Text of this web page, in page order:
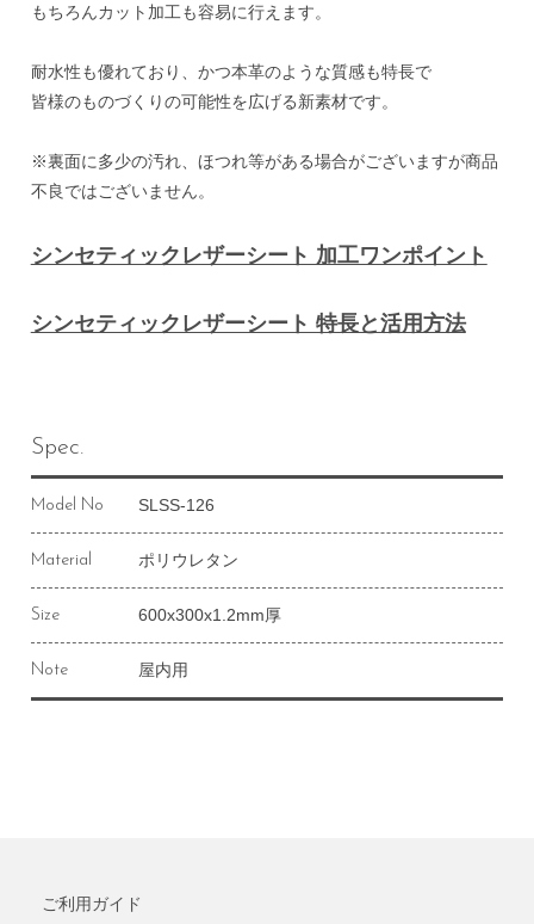
もちろんカット加工も容易に行えます。
耐水性も優れており、かつ本革のような質感も特長で
皆様のものづくりの可能性を広げる新素材です。
※裏面に多少の汚れ、ほつれ等がある場合がございますが商品
不良ではございません。
シンセティックレザーシート 加工ワンポイント
シンセティックレザーシート 特長と活用方法
Spec.
Model No SLSS-126
Material ポリウレタン
Size 600x300x1.2mm厚
Note 屋内用
ご利用ガイド